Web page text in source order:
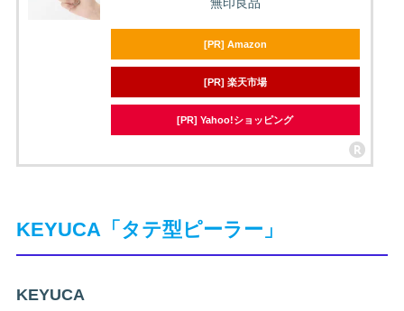
[PR] Amazon
[PR] 楽天市場
[PR] Yahoo!ショッピング
KEYUCA「タテ型ピーラー」
KEYUCA